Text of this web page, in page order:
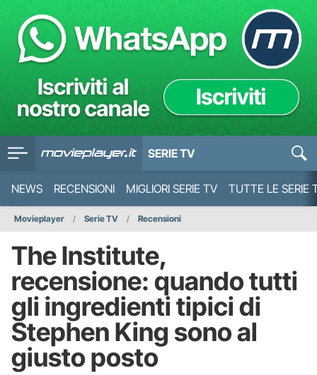
SERIE TV
NEWS RECENSIONI MIGLIORI SERIE TV TUTTE LE SERIE
Movieplayer Serie TV Recensioni
The Institute,
recensione: quando tutti
gli ingredienti tipici di
Stephen King sono al
giusto posto